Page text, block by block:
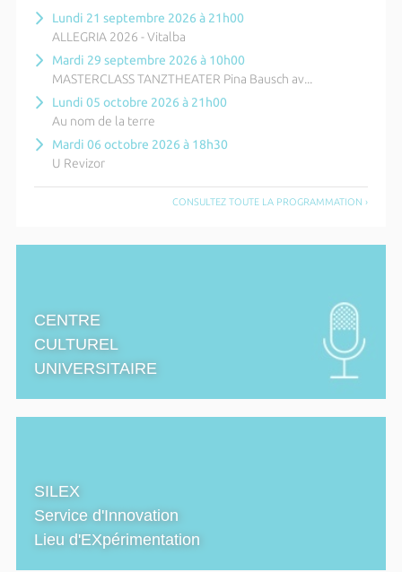
Lundi 21 septembre 2026 à 21h00
ALLEGRIA 2026 - Vitalba
Mardi 29 septembre 2026 à 10h00
MASTERCLASS TANZTHEATER Pina Bausch av...
Lundi 05 octobre 2026 à 21h00
Au nom de la terre
Mardi 06 octobre 2026 à 18h30
U Revizor
CONSULTEZ TOUTE LA PROGRAMMATION ›
CENTRE
CULTUREL
UNIVERSITAIRE
SILEX
Service d'Innovation
Lieu d'EXpérimentation